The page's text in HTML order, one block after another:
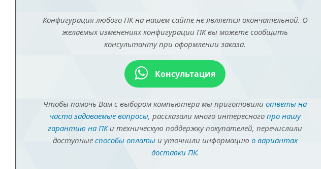
Конфигурация любого ПК на нашем сайте не является окончательной. О
желаемых изменениях конфигурации ПК вы можете сообщить
консультанту при оформлении заказа.
Консультация
Чтобы помочь Вам с выбором компьютера мы приготовили ответы на
часто задаваемые вопросы, рассказали много интересного про нашу
гарантию на ПКи техническую поддержку покупателей, перечислили
доступные способы оплатыи уточнили информацию о вариантах
доставки ПК.